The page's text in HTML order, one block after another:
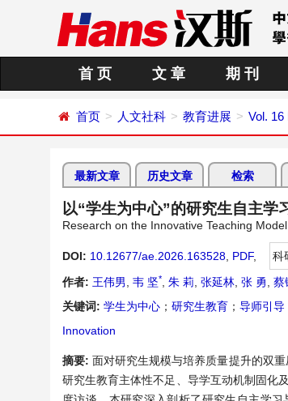
首 页 文 章 期 刊
首页 人文社科 教育进展 Vol. 16
最新文章 历史文章 检索
以“学生为中心”的研究生自主
Research on the Innovative Teaching
DOI: 10.12677/ae.2026.163528 PDF,
科
作者: 王伟男 韦 坚* 朱 莉 张延林 张 勇 蔡
关键词: 学生为中心 ； 研究生教育 ； 导师引导
Innovation
摘要:面对研究生规模与培养质量提升的双
研究生教育主体性不足、导学互动机制固化